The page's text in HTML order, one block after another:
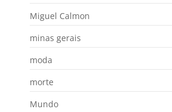
Miguel Calmon
minas gerais
moda
morte
Mundo